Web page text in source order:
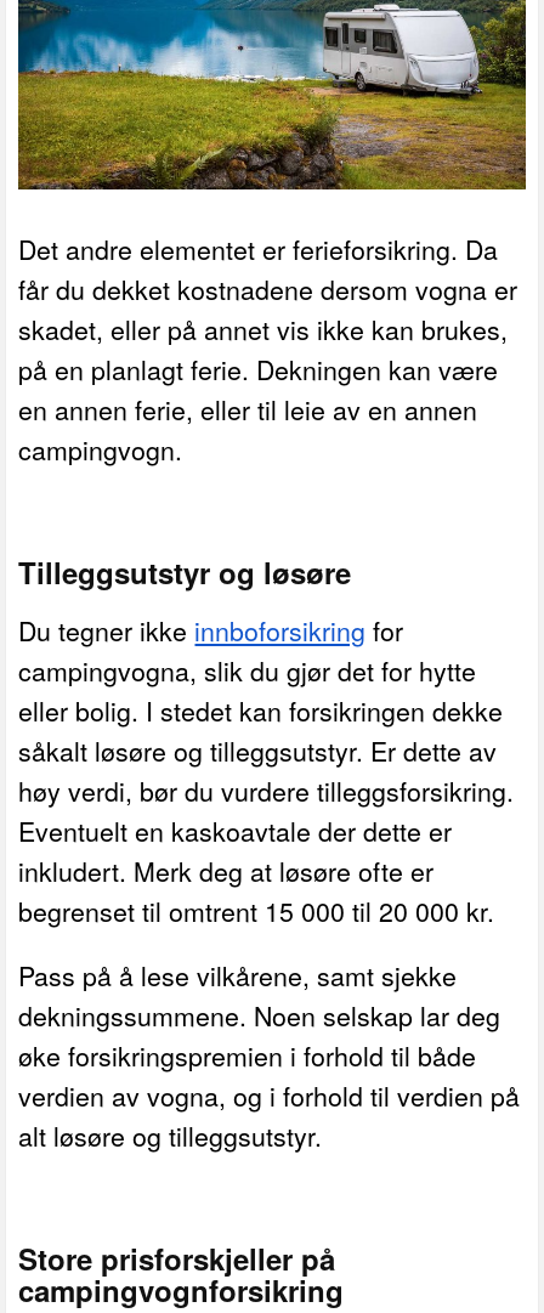
Det andre elementet er ferieforsikring. Da
får du dekket kostnadene dersom vogna er
skadet, eller på annet vis ikke kan brukes,
på en planlagt ferie. Dekningen kan være
en annen ferie, eller til leie av en annen
campingvogn.
Tilleggsutstyr og løsøre
Du tegner ikke innboforsikring for
campingvogna, slik du gjør det for hytte
eller bolig. I stedet kan forsikringen dekke
såkalt løsøre og tilleggsutstyr. Er dette av
høy verdi, bør du vurdere tilleggsforsikring.
Eventuelt en kaskoavtale der dette er
inkludert. Merk deg at løsøre ofte er
begrenset til omtrent 15 000 til 20 000 kr.
Pass på å lese vilkårene, samt sjekke
dekningssummene. Noen selskap lar deg
øke forsikringspremien i forhold til både
verdien av vogna, og i forhold til verdien på
alt løsøre og tilleggsutstyr.
Store prisforskjeller på
campingvognforsikring